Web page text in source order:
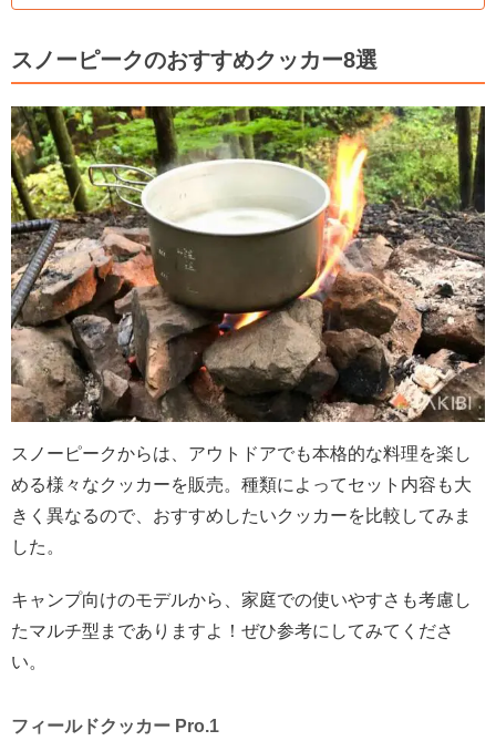
スノーピークのおすすめクッカー8選
スノーピークからは、アウトドアでも本格的な料理を楽し
める様々なクッカーを販売。種類によってセット内容も大
きく異なるので、おすすめしたいクッカーを比較してみま
した。
キャンプ向けのモデルから、家庭での使いやすさも考慮し
たマルチ型までありますよ！ぜひ参考にしてみてくださ
い。
フィールドクッカー Pro.1